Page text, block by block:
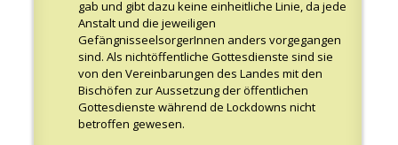
gab und gibt dazu keine einheitliche Linie, da jede
Anstalt und die jeweiligen
GefängnisseelsorgerInnen anders vorgegangen
sind. Als nichtöffentliche Gottesdienste sind sie
von den Vereinbarungen des Landes mit den
Bischöfen zur Aussetzung der öffentlichen
Gottesdienste während de Lockdowns nicht
betroffen gewesen.